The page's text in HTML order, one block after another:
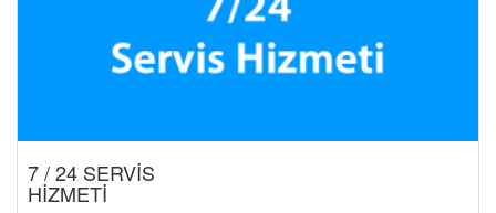
7 / 24 SERVİS
HİZMETİ